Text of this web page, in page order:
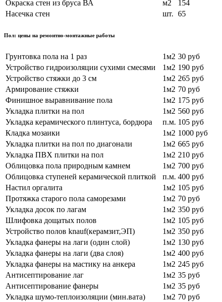
Окраска стен из бруса ВА м2
154
Насечка стен
шт. 65
Пол: цены на ремонтно-монтажные работы
Грунтовка пола на 1 раз 1м2 30 руб
Устройство гидроизоляции сухими смесями
1м2 190 руб
Устройство стяжки до 3 см
1м2 265 руб
Армирование стяжки
1м2 70 руб
Финишное выравнивание пола
1м2 175 руб
Укладка плитки на пол
1м2 560 руб
Укладка керамического плинтуса, бордюра
п.м. 105 руб
Кладка мозаики
1м2 1000 руб
Укладка плитки на пол по диагонали
1м2 665 руб
Укладка ПВХ плитки на пол
1м2 210 руб
Облицовка пола природным камнем
1м2 700 руб
Облицовка ступеней керамической плиткой
п.м. 400 руб
Настил оргалита
1м2 105 руб
Протяжка старого пола саморезами
1м2 70 руб
Укладка досок по лагам
1м2 350 руб
Шлифовка дощатых полов
1м2 105 руб
Устройство полов knauf(керамзит,ЭП)
1м2 350 руб
Укладка фанеры на лаги (один слой)
1м2 130 руб
Укладка фанеры на лаги (два слоя)
1м2 400 руб
Укладка фанеры на мастику на анкера
1м2 245 руб
Антисептирование лаг
1м2 35 руб
Антисептирование фанеры
1м2 35 руб
Укладка шумо-теплоизоляции (мин.вата)
1м2 70 руб